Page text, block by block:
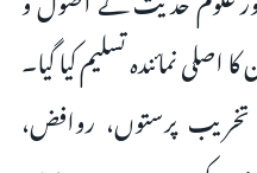
نمائندہ تسلیم کیا گیا۔
پرستوں، روافض،